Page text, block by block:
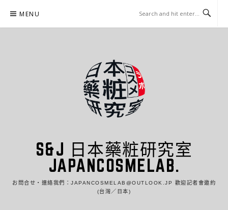
content
MENU
S&J 日本藥粧研究室
JAPANCOSMELAB.
お問合せ・連絡我們：JAPANCOSMELAB@OUTLOOK.JP 歡迎記者會邀約
(台灣／日本)